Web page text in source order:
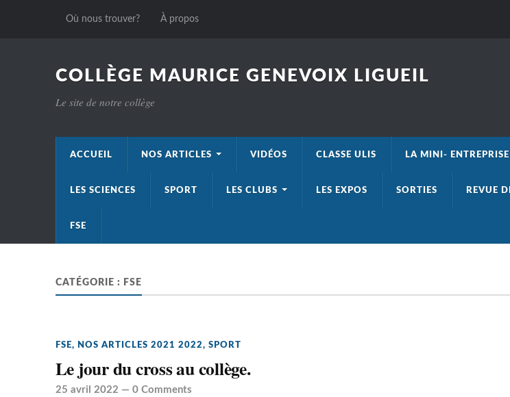
Où nous trouver? À propos
COLLÈGE MAURICE GENEVOIX LIGUEIL
Le site de notre collège
ACCUEIL NOS ARTICLES VIDÉOS CLASSE ULIS LA MINI- ENTREPRISE
LES SCIENCES SPORT LES CLUBS LES EXPOS SORTIES REVUE
FSE
CATÉGORIE : FSE
FSE, NOS ARTICLES 2021 2022, SPORT
Le jour du cross au collège.
25 avril 2022 — 0 Comments